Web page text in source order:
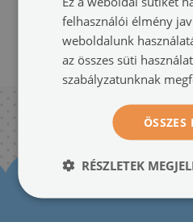
ELŐZŐ
felhasználói élmény
weboldalunk
az összes süti
szabályzatunknak
ÖSSZES
RÉSZLETEK